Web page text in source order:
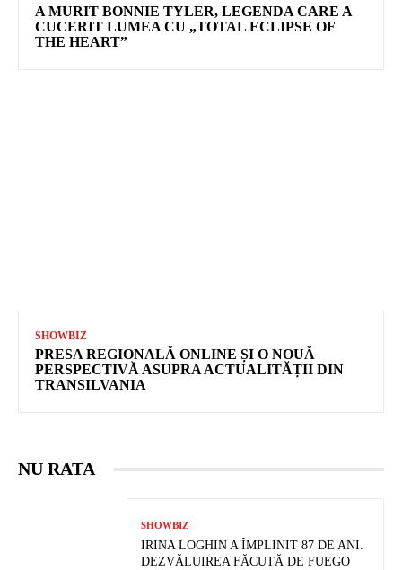
A MURIT BONNIE TYLER, LEGENDA CARE A
CUCERIT LUMEA CU „TOTAL ECLIPSE OF
THE HEART”
SHOWBIZ
PRESA REGIONALĂ ONLINE ȘI O NOUĂ
PERSPECTIVĂ ASUPRA ACTUALITĂȚII DIN
TRANSILVANIA
NU RATA
SHOWBIZ
IRINA LOGHIN A ÎMPLINIT 87 DE ANI.
DEZVĂLUIREA FĂCUTĂ DE FUEGO